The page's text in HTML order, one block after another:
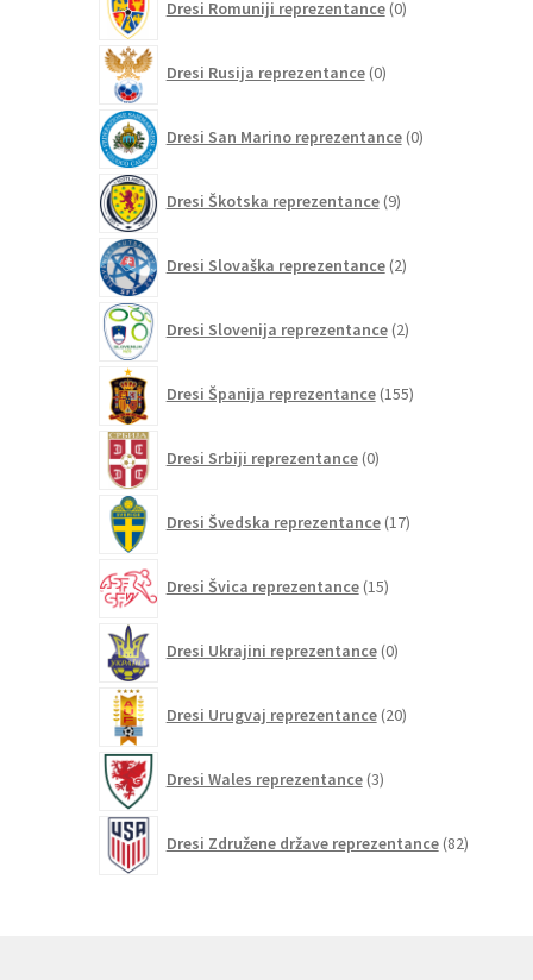
Dresi Romuniji reprezentance 0izdelkov
Dresi Rusija reprezentance 0izdelkov
Dresi San Marino reprezentance 0izdelkov
Dresi Škotska reprezentance 9izdelkov
Dresi Slovaška reprezentance 2izdelka
Dresi Slovenija reprezentance 2izdelka
Dresi Španija reprezentance 155izdelkov
Dresi Srbiji reprezentance 0izdelkov
Dresi Švedska reprezentance 17izdelkov
Dresi Švica reprezentance 15izdelkov
Dresi Ukrajini reprezentance 0izdelkov
Dresi Urugvaj reprezentance 20izdelkov
Dresi Wales reprezentance 3izdelki
Dresi Združene države reprezentance 82izdelkov